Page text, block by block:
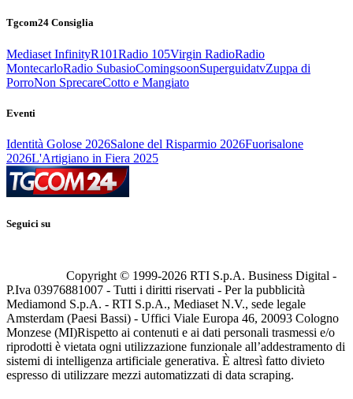
Tgcom24 Consiglia
Mediaset InfinityR101Radio 105Virgin RadioRadio
MontecarloRadio SubasioComingsoonSuperguidatvZuppa di
PorroNon SprecareCotto e Mangiato
Eventi
Identità Golose 2026Salone del Risparmio 2026Fuorisalone
2026L'Artigiano in Fiera 2025
Seguici su
Copyright © 1999-2026 RTI S.p.A. Business Digital -
P.Iva 03976881007 - Tutti i diritti riservati - Per la pubblicità
Mediamond S.p.A. - RTI S.p.A., Mediaset N.V., sede legale
Amsterdam (Paesi Bassi) - Uffici Viale Europa 46, 20093 Cologno
Monzese (MI)Rispetto ai contenuti e ai dati personali trasmessi e/o
riprodotti è vietata ogni utilizzazione funzionale all’addestramento di
sistemi di intelligenza artificiale generativa. È altresì fatto divieto
espresso di utilizzare mezzi automatizzati di data scraping.